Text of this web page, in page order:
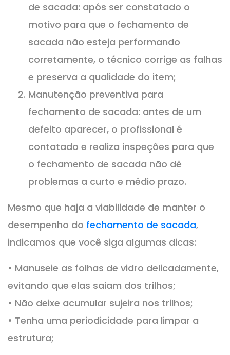
de sacada: após ser constatado o
motivo para que o fechamento de
sacada não esteja performando
corretamente, o técnico corrige as falhas
e preserva a qualidade do item;
Manutenção preventiva para
fechamento de sacada: antes de um
defeito aparecer, o profissional é
contatado e realiza inspeções para que
o fechamento de sacada não dê
problemas a curto e médio prazo.
Mesmo que haja a viabilidade de manter o
desempenho do fechamento de sacada,
indicamos que você siga algumas dicas:
• Manuseie as folhas de vidro delicadamente,
evitando que elas saiam dos trilhos;
• Não deixe acumular sujeira nos trilhos;
• Tenha uma periodicidade para limpar a
estrutura;